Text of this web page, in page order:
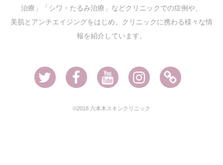
治療」「シワ・たるみ治療」などクリニックでの症例や、
美肌とアンチエイジングをはじめ、クリニックに携わる様々な情
報を紹介しています。
Twitter FacebookYoutube InstagramAmeblo
©2018 六本木スキンクリニック